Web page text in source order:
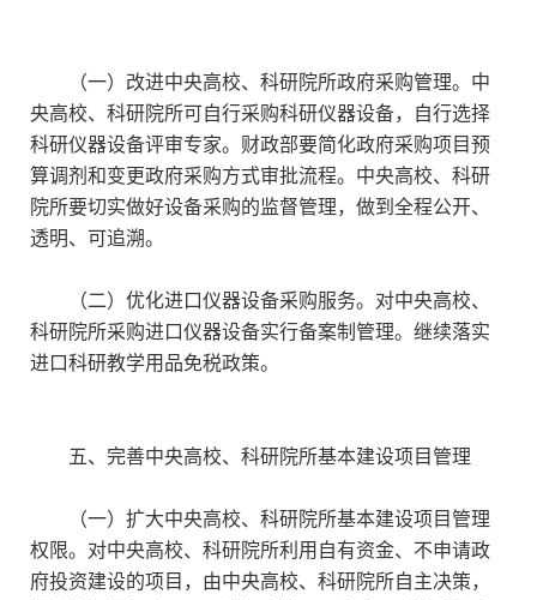
（一）改进中央高校、科研院所政府采购管理。中
央高校、科研院所可自行采购科研仪器设备，自行选择
科研仪器设备评审专家。财政部要简化政府采购项目预
算调剂和变更政府采购方式审批流程。中央高校、科研
院所要切实做好设备采购的监督管理，做到全程公开、
透明、可追溯。
（二）优化进口仪器设备采购服务。对中央高校、
科研院所采购进口仪器设备实行备案制管理。继续落实
进口科研教学用品免税政策。
五、完善中央高校、科研院所基本建设项目管理
（一）扩大中央高校、科研院所基本建设项目管理
权限。对中央高校、科研院所利用自有资金、不申请政
府投资建设的项目，由中央高校、科研院所自主决策，